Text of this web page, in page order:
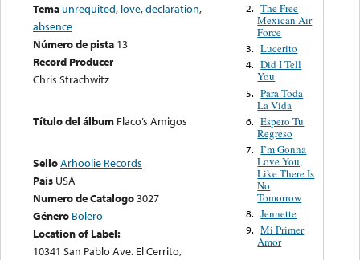
Tema unrequited, love,declaration,
absence
Número de pista 13
Record Producer
Chris Strachwitz
Título del álbum Flaco’s Amigos
SelloArhoolie Records
País USA
Numero de Catalogo3027
Género Bolero
Location of Label:
10341 San Pablo Ave. El Cerrito,
2. The Free
Mexican Air
Force
3. Lucerito
4. Did I Tell
You
5. Para Toda
La Vida
6. Espero Tu
Regreso
7. I’m Gonna
Love You,
Like There Is
No
Tomorrow
8. Jennette
9. Mi Primer
Amor